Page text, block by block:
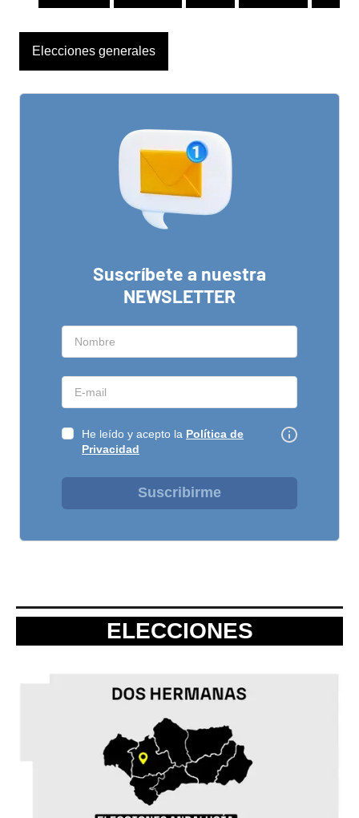
Elecciones generales
Suscríbete a nuestra
NEWSLETTER
He leído y acepto la Política de
Privacidad
Suscribirme
ELECCIONES